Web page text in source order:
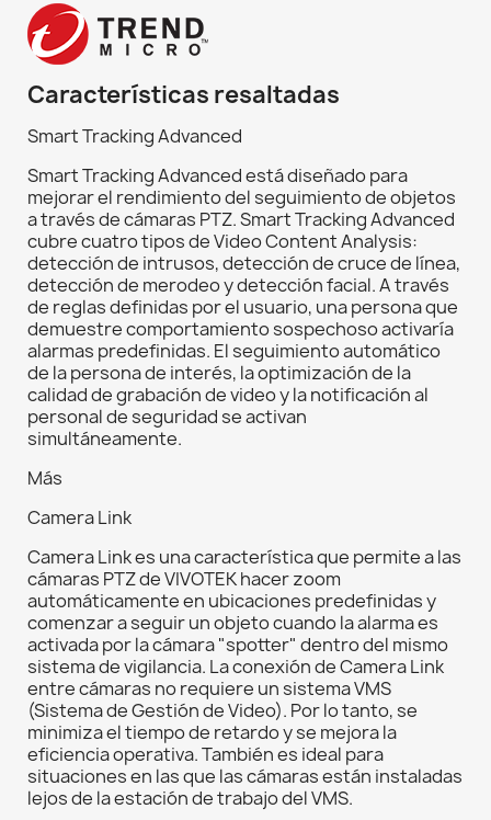
Características resaltadas
Smart Tracking Advanced
Smart Tracking Advanced está diseñado para
mejorar el rendimiento del seguimiento de objetos
a través de cámaras PTZ. Smart Tracking Advanced
cubre cuatro tipos de Video Content Analysis:
detección de intrusos, detección de cruce de línea,
detección de merodeo y detección facial. A través
de reglas definidas por el usuario, una persona que
demuestre comportamiento sospechoso activaría
alarmas predefinidas. El seguimiento automático
de la persona de interés, la optimización de la
calidad de grabación de video y la notificación al
personal de seguridad se activan
simultáneamente.
Más
Camera Link
Camera Link es una característica que permite a las
cámaras PTZ de VIVOTEK hacer zoom
automáticamente en ubicaciones predefinidas y
comenzar a seguir un objeto cuando la alarma es
activada por la cámara "spotter" dentro del mismo
sistema de vigilancia. La conexión de Camera Link
entre cámaras no requiere un sistema VMS
(Sistema de Gestión de Video). Por lo tanto, se
minimiza el tiempo de retardo y se mejora la
eficiencia operativa. También es ideal para
situaciones en las que las cámaras están instaladas
lejos de la estación de trabajo del VMS.